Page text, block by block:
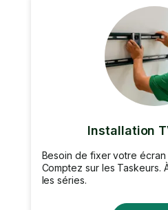
Installation
Besoin de fixer votre écran
Comptez sur les Taskeurs.
les séries.